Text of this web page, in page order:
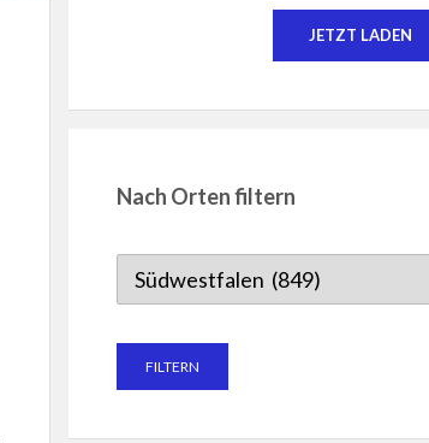
JETZT LADEN
Nach Orten filtern